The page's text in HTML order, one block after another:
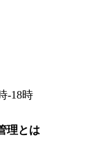
-18時
理とは